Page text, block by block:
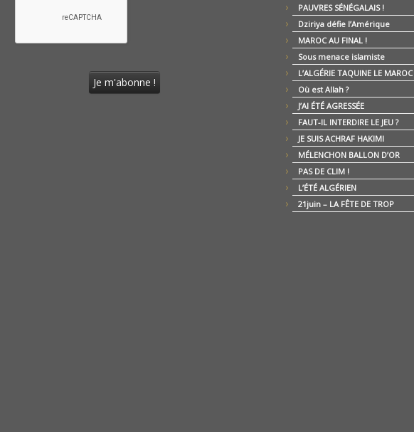
PAUVRES SÉNÉGALAIS !
Dziriya défie l’Amérique
MAROC AU FINAL !
Sous menace islamiste
L’ALGÉRIE TAQUINE LE MAROC
Où est Allah ?
J’AI ÉTÉ AGRESSÉE
FAUT-IL INTERDIRE LE JEU ?
JE SUIS ACHRAF HAKIMI
MÉLENCHON BALLON D’OR
PAS DE CLIM !
L’ÉTÉ ALGÉRIEN
21juin – LA FÊTE DE TROP